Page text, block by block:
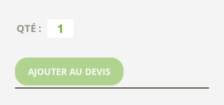
AJOUTER AU DEVIS